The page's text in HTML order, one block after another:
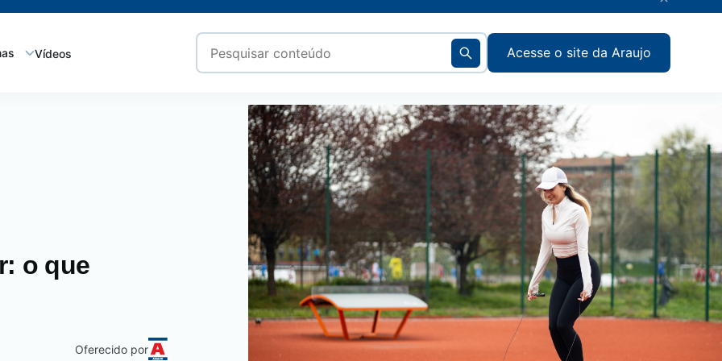
Vídeos Acesse o site da Araujo
o que
Oferecido por